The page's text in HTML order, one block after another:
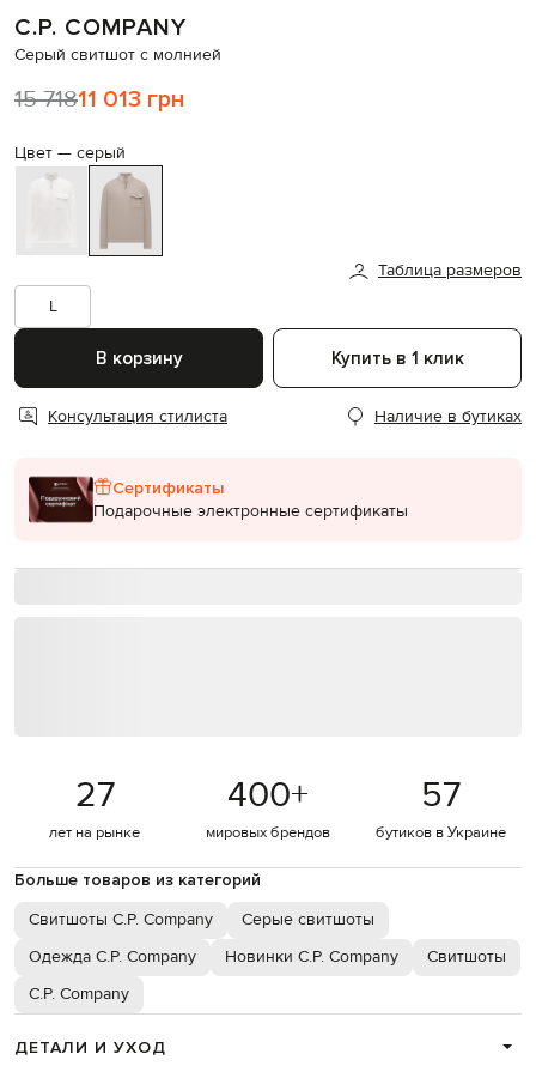
C.P. COMPANY
Серый свитшот с молнией
15 71811 013 грн
Цвет — серый
Таблица размеров
L
В корзину Купить в 1 клик
Консультация стилиста Наличие в бутиках
Сертификаты
Подарочные электронные сертификаты
27
лет на рынке
400+
мировых брендов
57
бутиков в Украине
Больше товаров из категорий
Свитшоты C.P. Company
Серые свитшоты
Одежда C.P. Company
Новинки C.P. Company
Свитшоты
C.P. Company
ДЕТАЛИ И УХОД